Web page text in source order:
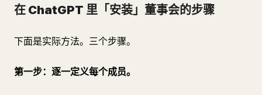
在 ChatGPT 里「安装」董事会的步骤
下面是实际方法。三个步骤。
第一步：逐一定义每个成员。